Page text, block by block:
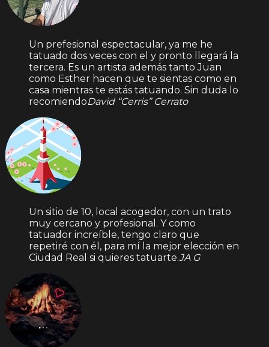
Un prefesional espectacular, ya me he
tatuado dos veces con el y pronto llegará la
tercera. Es un artista además tanto Juan
como Esther hacen que te sientas como en
casa mientras te estás tatuando. Sin duda lo
recomiendoDavid “Cerris” Cerrato
Un sitio de 10, local acogedor, con un trato
muy cercano y profesional. Y como
tatuador increíble, tengo claro que
repetiré con él, para mí la mejor elección en
Ciudad Real si quieres tatuarte.JA G